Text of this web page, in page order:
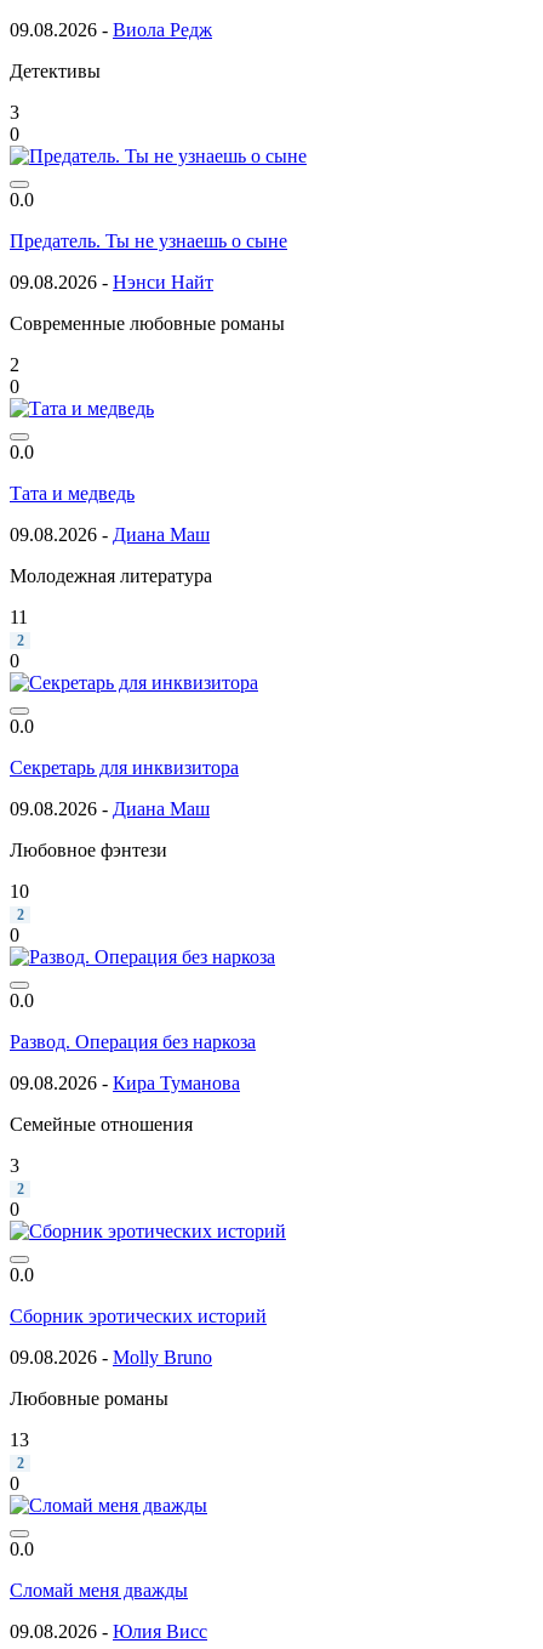
09.08.2026 - Виола Редж
Детективы
3
0
0.0
Предатель. Ты не узнаешь о сыне
09.08.2026 - Нэнси Найт
Современные любовные романы
2
0
0.0
Тата и медведь
09.08.2026 - Диана Маш
Молодежная литература
11
2
0
0.0
Секретарь для инквизитора
09.08.2026 - Диана Маш
Любовное фэнтези
10
2
0
0.0
Развод. Операция без наркоза
09.08.2026 - Кира Туманова
Семейные отношения
3
2
0
0.0
Сборник эротических историй
09.08.2026 - Molly Bruno
Любовные романы
13
2
0
0.0
Сломай меня дважды
09.08.2026 - Юлия Висс